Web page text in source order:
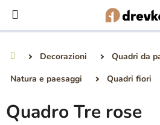
contenuto
Decorazioni
Quadri da
Natura e paesaggi
Quadri fiori
Quadro Tre rose